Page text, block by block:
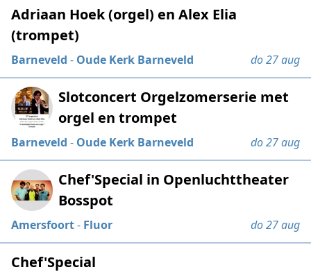
Adriaan Hoek (orgel) en Alex Elia
(trompet)
Barneveld - Oude Kerk Barneveld do 27 aug
Slotconcert Orgelzomerserie met
orgel en trompet
Barneveld - Oude Kerk Barneveld do 27 aug
Chef'Special in Openluchttheater
Bosspot
Amersfoort- Fluor do 27 aug
Chef'Special